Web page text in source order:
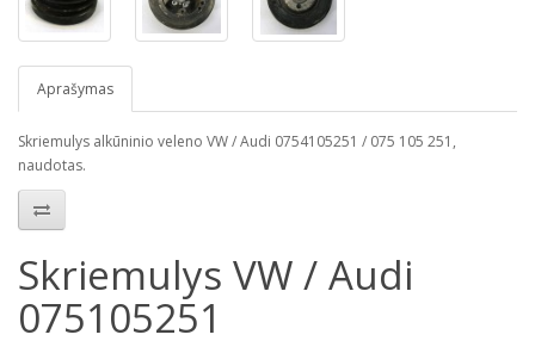
Aprašymas
Skriemulys alkūninio veleno VW / Audi 0754105251 / 075 105 251,
naudotas.
Skriemulys VW / Audi
075105251